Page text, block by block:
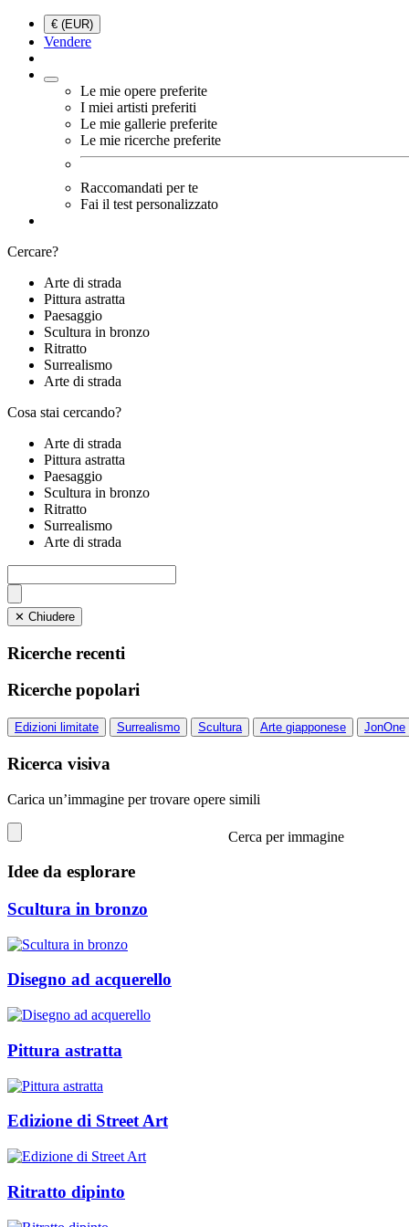
€ (EUR)
Vendere
Le mie opere preferite
I miei artisti preferiti
Le mie gallerie preferite
Le mie ricerche preferite
Raccomandati per te
Fai il test personalizzato
Cercare?
Arte di strada
Pittura astratta
Paesaggio
Scultura in bronzo
Ritratto
Surrealismo
Arte di strada
Cosa stai cercando?
Arte di strada
Pittura astratta
Paesaggio
Scultura in bronzo
Ritratto
Surrealismo
Arte di strada
✕ Chiudere
Ricerche recenti
Ricerche popolari
Edizioni limitate Surrealismo Scultura Arte giapponese JonOne
Ricerca visiva
Carica un’immagine per trovare opere simili
Cerca per immagine
Idee da esplorare
Scultura in bronzo
Disegno ad acquerello
Pittura astratta
Edizione di Street Art
Ritratto dipinto